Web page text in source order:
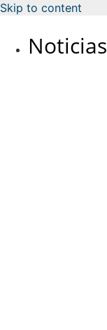
Skip to content
Noticias